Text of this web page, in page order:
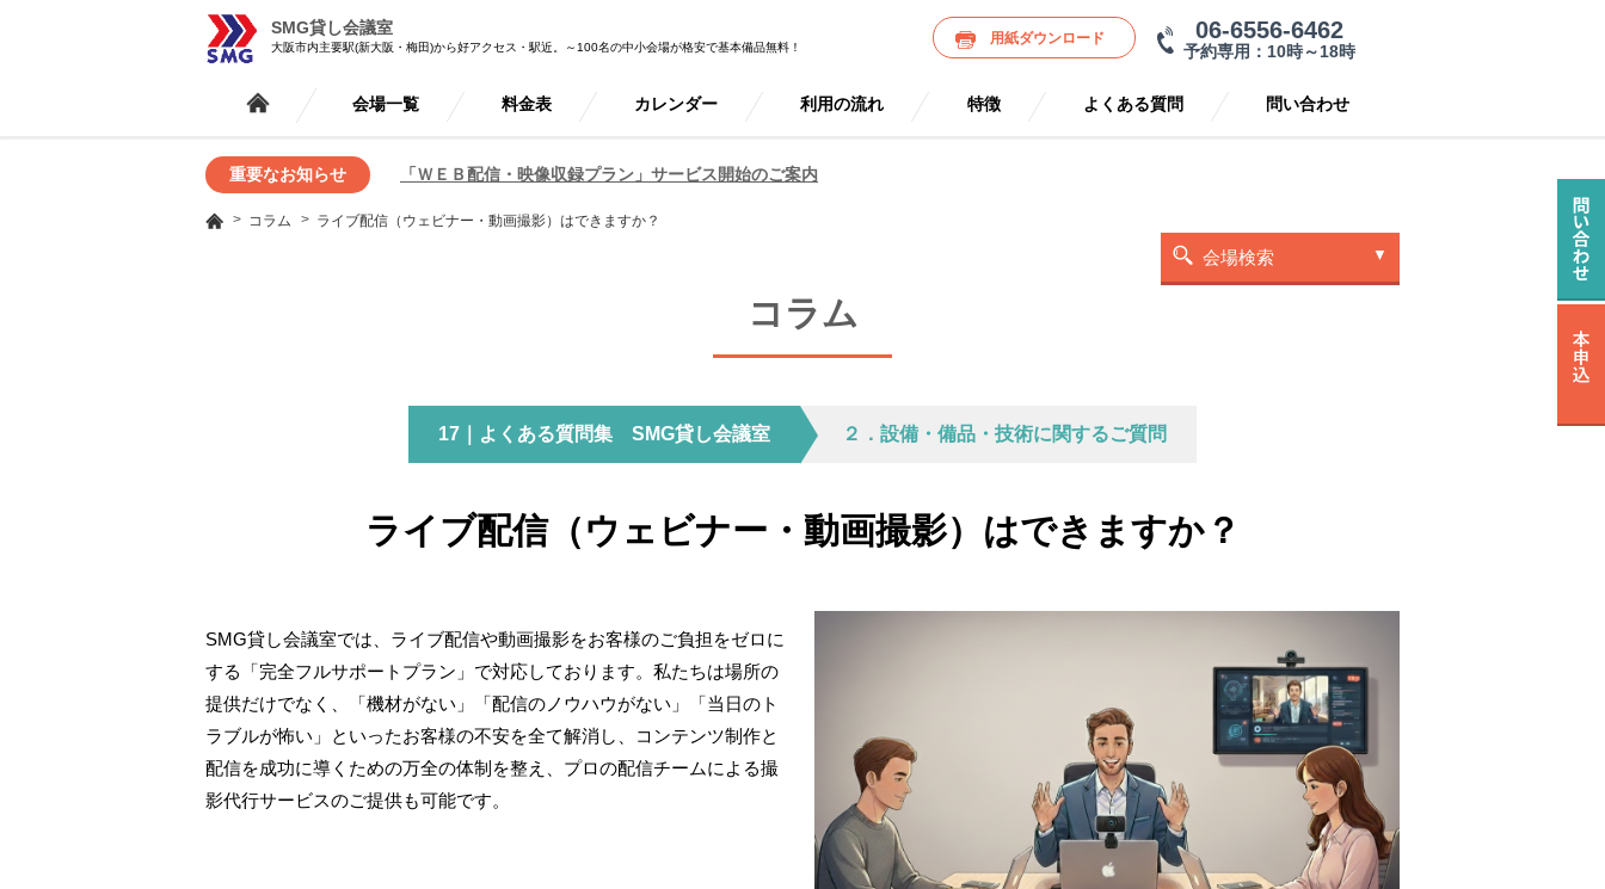
SMG貸し会議室
大阪市内主要駅(新大阪・梅田)から好アクセス・駅近。～100名の中小会場が格安で基本備品無料！
用紙ダウンロード 06-6556-6462
予約専用：10時～18時
会場一覧 料金表 カレンダー 利用の流れ 特徴 よくある質問 問い合わせ
重要なお知らせ 「ＷＥＢ配信・映像収録プラン」サービス開始のご案内
コラム ライブ配信（ウェビナー・動画撮影）はできますか？
会場検索
コラム
17｜よくある質問集 SMG貸し会議室 ２．設備・備品・技術に関するご質問
ライブ配信（ウェビナー・動画撮影）はできますか？
SMG貸し会議室では、ライブ配信や動画撮影をお客様のご負担をゼロに
する「完全フルサポートプラン」で対応しております。私たちは場所の
提供だけでなく、「機材がない」「配信のノウハウがない」「当日のト
ラブルが怖い」といったお客様の不安を全て解消し、コンテンツ制作と
配信を成功に導くための万全の体制を整え、プロの配信チームによる撮
影代行サービスのご提供も可能です。